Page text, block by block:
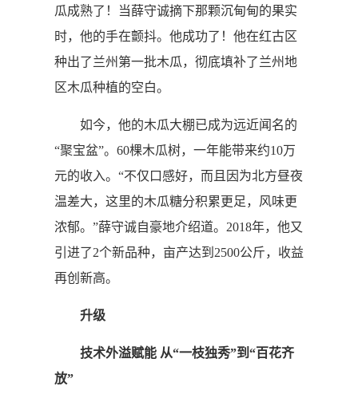
瓜成熟了！当薛守诚摘下那颗沉甸甸的果实
时，他的手在颤抖。他成功了！他在红古区
种出了兰州第一批木瓜，彻底填补了兰州地
区木瓜种植的空白。
如今，他的木瓜大棚已成为远近闻名的
“聚宝盆”。60棵木瓜树，一年能带来约10万
元的收入。“不仅口感好，而且因为北方昼夜
温差大，这里的木瓜糖分积累更足，风味更
浓郁。”薛守诚自豪地介绍道。2018年，他又
引进了2个新品种，亩产达到2500公斤，收益
再创新高。
升级
技术外溢赋能 从“一枝独秀”到“百花齐
放”